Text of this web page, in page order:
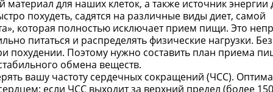
для наших клеток, а также источник энергии
похудеть, садятся на различные виды диет, самой
которая полностью исключает прием пищи. Это
питаться и распределять физические нагрузки.
похудении. Поэтому нужно составить план приема
обмена веществ.
вашу частоту сердечных сокращений (ЧСС).
если ЧСС выходит за верхний предел (более